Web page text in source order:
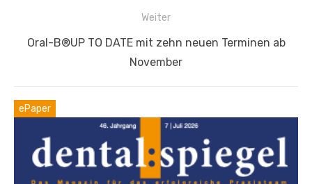
Weiter
Nächster
Oral-B®UP TO DATE mit zehn neuen Terminen ab
November
ePaper